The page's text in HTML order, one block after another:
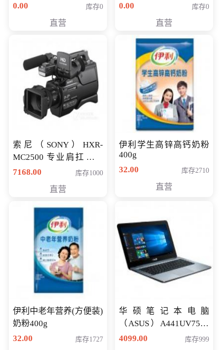
0.00
库存0
直营
0.00
库存0
直营
索尼（SONY）HXR-
MC2500 专业肩扛式存
储卡全高清摄录一体机
清入门级摄像机
7168.00 库存1000
直营
伊利学生高锌高钙奶粉
400g
32.00
库存2710
直营
伊利中老年营养(方便装)
奶粉400g
32.00
库存1727
华硕笔记本电脑
（ASUS）A441UV7500
顽石（7代i7-7500U 4G
4099.00 库存999